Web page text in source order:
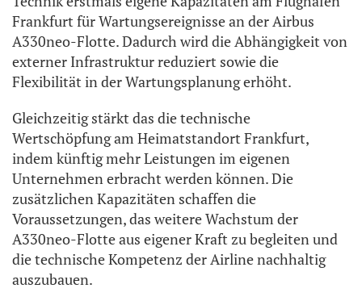
Frankfurt für Wartungsereignisse an der Airbus
A330neo-Flotte. Dadurch wird die Abhängigkeit von
externer Infrastruktur reduziert sowie die
Flexibilität in der Wartungsplanung erhöht.
Gleichzeitig stärkt das die technische
Wertschöpfung am Heimatstandort Frankfurt,
indem künftig mehr Leistungen im eigenen
Unternehmen erbracht werden können. Die
zusätzlichen Kapazitäten schaffen die
Voraussetzungen, das weitere Wachstum der
A330neo-Flotte aus eigener Kraft zu begleiten und
die technische Kompetenz der Airline nachhaltig
auszubauen.